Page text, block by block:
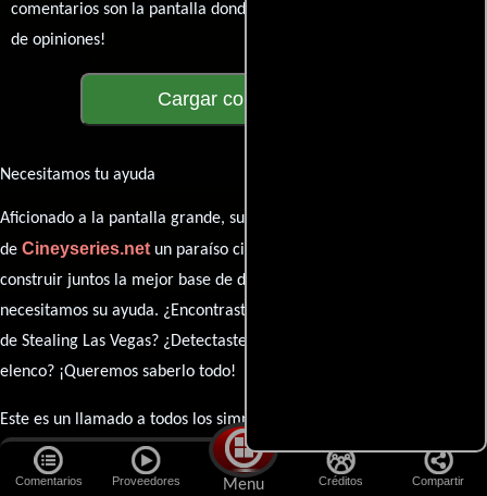
Comentarios Proveedores Menu Créditos Compartir
comentarios son la pantalla donde se proyecta nuestra diversidad
de opiniones!
Cargar comentarios
Necesitamos tu ayuda
Aficionado a la pantalla grande, su participación es clave para hacer
de Cineyseries.netun paraíso cinéfilo completo. Queremos
construir juntos la mejor base de datos cinematográfica, pero
necesitamos su ayuda. ¿Encontraste algún dato faltante en la ficha
de Stealing Las Vegas? ¿Detectaste algún error en la sinopsis o el
elenco? ¡Queremos saberlo todo!
Este es un llamado a todos los simpatizantes del cine: contribuyan
con sus conocimientos, aporten sus descubrimientos y compartan
esas joyas ocultas que solo los verdaderos fanáticos conocen. Sus